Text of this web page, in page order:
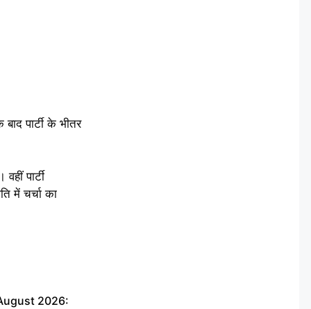
पार्टी के भीतर
पार्टी
में चर्चा का
2026: